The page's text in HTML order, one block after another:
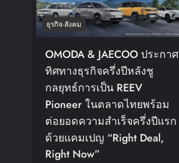
ธุรกิจ-สังคม
OMODA & JAECOO ประกาศ
ทิศทางธุรกิจครึ่งปีหลังชู
กลยุทธ์การเป็น REEV
Pioneer ในตลาดไทยพร้อม
ต่อยอดความสำเร็จครึ่งปีแรก
ด้วยแคมเปญ “Right Deal,
Right Now”